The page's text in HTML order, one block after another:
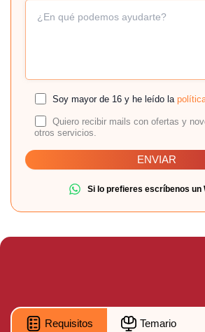
Soy mayor de 16 y he leído la
Quiero recibir mails con ofertas y
otros servicios.
Si lo prefieres escríbenos un
Requisitos Temario